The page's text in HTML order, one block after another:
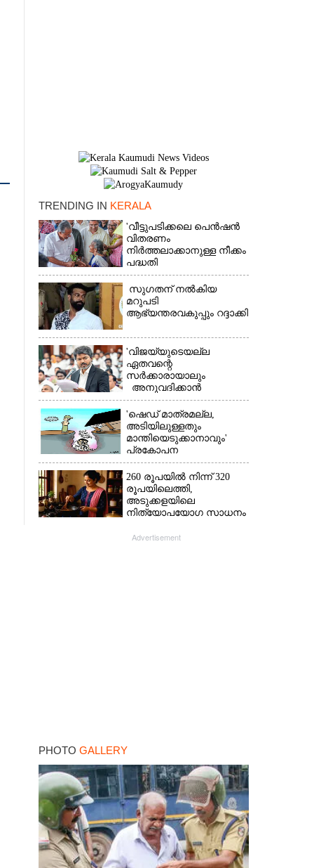
TRENDING IN KERALA
'വീട്ടുപടിക്കലെ പെൻഷൻ
വിതരണം
നിർത്തലാക്കാനുള്ള നീക്കം
പദ്ധതി
അവസാനിപ്പിക്കാനുള്ള
യുഡിഎഫ് അജണ്ടയുടെ
ആദ്യപടി'
സുഗതന് നൽകിയ
മറുപടി
ആഭ്യന്തരവകുപ്പും റദ്ദാക്കി
'വിജയ്‌യുടെയല്ല
ഏതവന്റെ
സർക്കാരായാലും
അനുവദിക്കാൻ
കഴിയില്ല;
മുല്ലപ്പെരിയാറിന്റെ
വെള്ളം കൂട്ടുന്നത്
മനസിൽ വച്ചാൽമതി'
'ഷെഡ് മാത്രമല്ല,
അടിയിലുള്ളതും
മാന്തിയെടുക്കാനാവും'
പ്രകോപന
പ്രസംഗവുമായി കെ.കെ.
രാഗേഷ്
260 രൂപയിൽ നിന്ന് 320
രൂപയിലെത്തി,
അടുക്കളയിലെ
നിത്യോപയോഗ സാധനം
Advertisement
PHOTO GALLERY
×